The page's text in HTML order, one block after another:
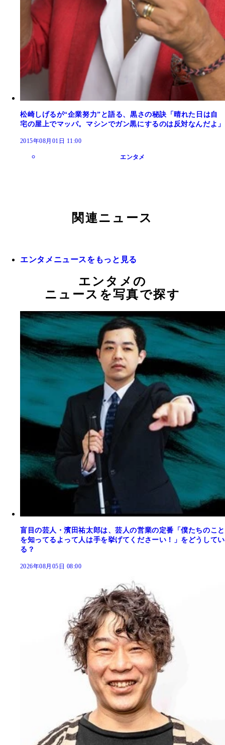
松崎しげるが“企業努力”と語る、黒さの秘訣「晴れた日は自
宅の屋上でマッパ。マシンでガン黒にするのは反対なんだよ」
2015年08月01日 11:00
エンタメ
関連ニュース
エンタメニュースをもっと見る
エンタメの
ニュースを写真で探す
盲目の芸人・濱田祐太郎は、芸人の営業の定番「僕たちのこと
を知ってるよって人は手を挙げてくださーい！」をどうしてい
る？
2026年08月05日 08:00